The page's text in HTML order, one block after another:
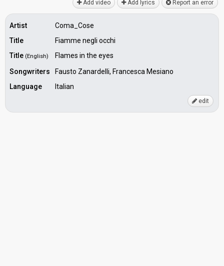
Add video Add lyrics Report an error
Artist
Coma_Cose
Title
Fiamme negli occhi
Title (English)
Flames in the eyes
Songwriters
Fausto Zanardelli, Francesca Mesiano
Language
Italian
edit